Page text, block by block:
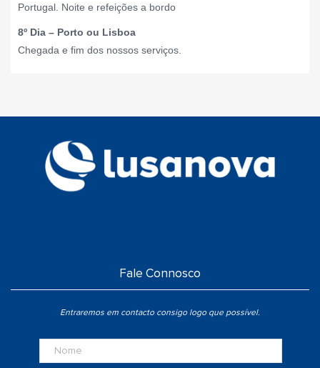
Portugal. Noite e refeições a bordo
8º Dia – Porto ou Lisboa
Chegada e fim dos nossos serviços.
Fale Connosco
Entraremos em contacto consigo logo que possível.